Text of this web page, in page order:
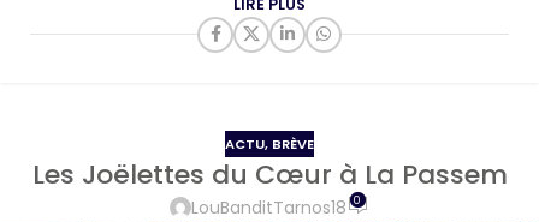
ACTU, BRÈVE
Les Joëlettes du Cœur à La Passem
LouBanditTarnos18 0